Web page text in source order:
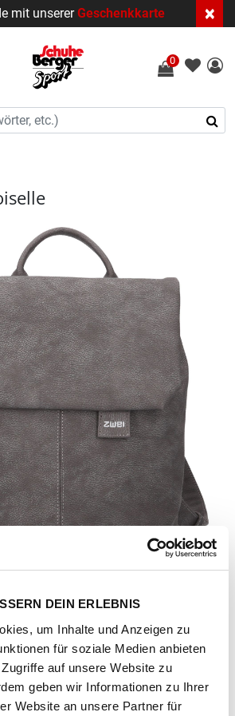
DEIN ERLEBNIS
um Inhalte und Anzeigen zu
für soziale Medien anbieten
auf unsere Website zu
geben wir Informationen zu Ihrer
Website an unsere Partner für
mit unsererGeschenkkarte ×
0
1001